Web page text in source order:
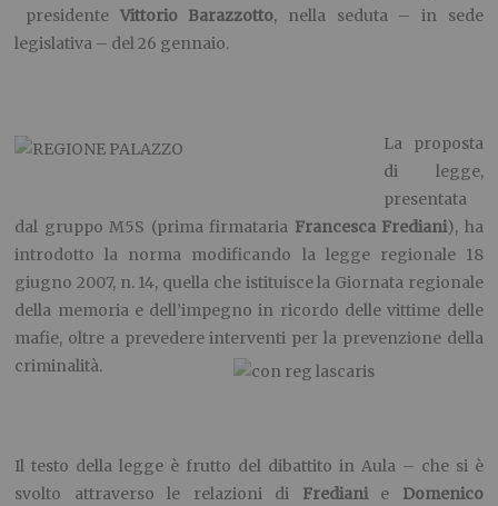
presidente Vittorio Barazzotto, nella seduta – in sede
legislativa – del 26 gennaio.
La proposta
di legge,
presentata
dal gruppo M5S (prima firmataria Francesca Frediani), ha
introdotto la norma modificando la legge regionale 18
giugno 2007, n. 14, quella che istituisce la Giornata regionale
della memoria e dell’impegno in ricordo delle vittime delle
mafie, oltre a prevedere interventi per la prevenzione della
criminalità.
Il testo della legge è frutto del dibattito in Aula – che si è
svolto attraverso le relazioni di Fredianie Domenico